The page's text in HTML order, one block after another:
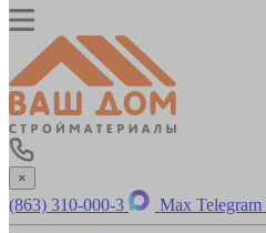
×
(863) 310-000-3 Max Telegram